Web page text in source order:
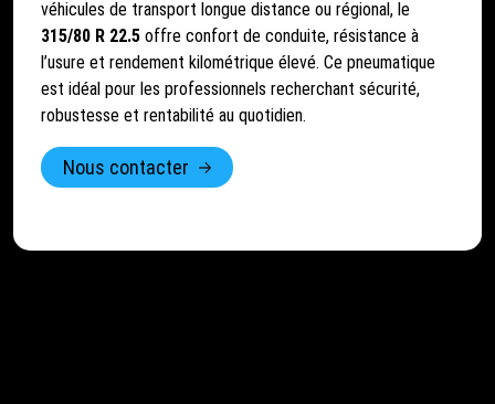
véhicules de transport longue distance ou régional, le
315/80 R 22.5 offre confort de conduite, résistance à
l’usure et rendement kilométrique élevé. Ce pneumatique
est idéal pour les professionnels recherchant sécurité,
robustesse et rentabilité au quotidien.
Nous contacter